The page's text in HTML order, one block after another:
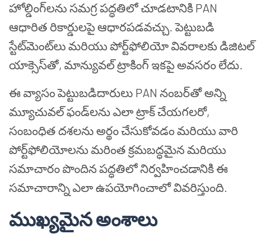
హోల్డింగ్‌లను సమగ్ర పద్ధతిలో చూడటానికి PAN
ఆధారిత రికార్డులపై ఆధారపడవచ్చు. పెట్టుబడి
స్టేట్‌మెంట్‌లు మరియు పోర్ట్‌ఫోలియో వివరాలకు డిజిటల్
యాక్సెస్‌తో, మాన్యువల్ ట్రాకింగ్ ఇకపై అవసరం లేదు.
ఈ వ్యాసం పెట్టుబడిదారులు PAN నంబర్‌తో అన్ని
మ్యూచువల్ ఫండ్‌లను ఎలా ట్రాక్ చేయగలరో,
సంబంధిత దశలను అర్థం చేసుకోవడం మరియు వారి
పోర్ట్‌ఫోలియోలను మరింత క్రమబద్ధమైన మరియు
సమాచారం పొందిన పద్ధతిలో నిర్వహించడానికి ఈ
సమాచారాన్ని ఎలా ఉపయోగించాలో వివరిస్తుంది.
ముఖ్యమైన అంశాలు